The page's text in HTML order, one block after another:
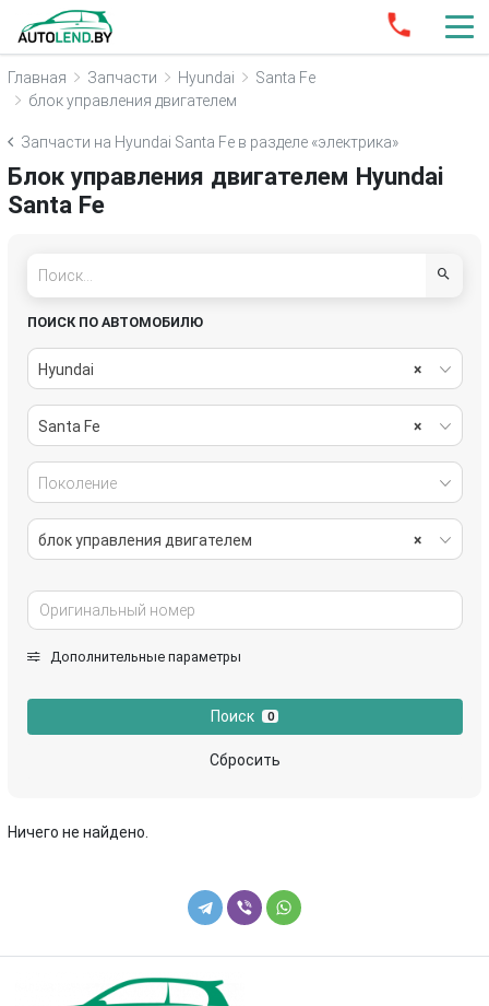
Главная Запчасти Hyundai
Santa Fe
блок управления двигателем
Запчасти на Hyundai Santa Fe в разделе «электрика»
Блок управления двигателем Hyundai
Santa Fe
ПОИСК ПО АВТОМОБИЛЮ
×
Hyundai
×
Santa Fe
Поколение
×
блок управления двигателем
Дополнительные параметры
Поиск 0
Сбросить
Ничего не найдено.